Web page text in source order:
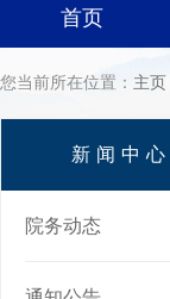
首页
您当前所在位置： 主页
新闻中心
院务动态